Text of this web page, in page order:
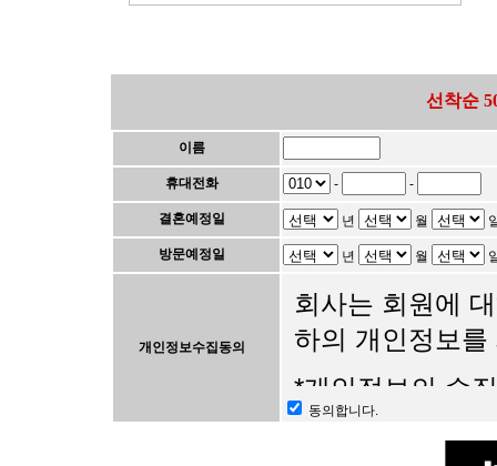
선착순
이름
휴대전화 - -
결혼예정일 년 월
방문예정일 년 월
개인정보수집동의
회사는 회원에
하의 개인정보
*개인정보의 수
-웨딩관련 서비
-회원관리 및 서
동의합니다.